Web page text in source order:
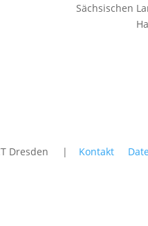
Sächsischen
Dresden | Kontakt